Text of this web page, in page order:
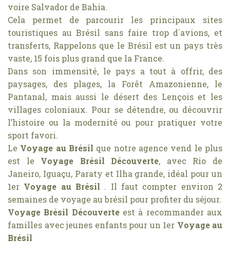
voire Salvador de Bahia.
Cela permet de parcourir les principaux sites
touristiques au Brésil sans faire trop d´avions, et
transferts, Rappelons que le Brésil est un pays très
vaste, 15 fois plus grand que la France.
Dans son immensité, le pays a tout à offrir, des
paysages, des plages, la Forêt Amazonienne, le
Pantanal, mais aussi le désert des Lençois et les
villages coloniaux. Pour se détendre, ou découvrir
l’histoire ou la modernité ou pour pratiquer votre
sport favori.
Le Voyage au Brésil que notre agence vend le plus
est le Voyage Brésil Découverte, avec Rio de
Janeiro, Iguaçu, Paraty et Ilha grande, idéal pour un
1er Voyage au Brésil . Il faut compter environ 2
semaines de voyage au brésil pour profiter du séjour.
Voyage Brésil Découverteest à recommander aux
familles avec jeunes enfants pour un 1er Voyage au
Brésil